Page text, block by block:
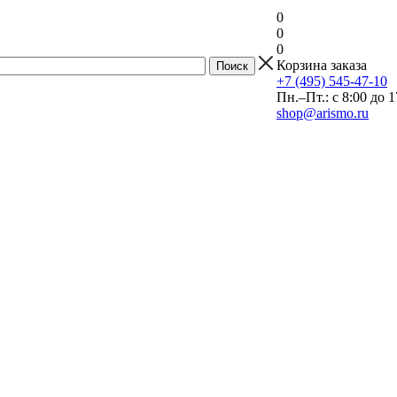
0
0
0
Корзина заказа
+7 (495) 545-47-10
Пн.–Пт.: с 8:00 до
shop@arismo.ru